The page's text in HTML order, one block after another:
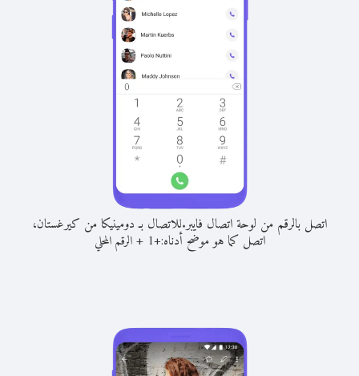
اتصل بالرقم من لوحة اتصال فايبر.للاتصال بـ دومينيكا من كيرغستان،
اتصل كما هو موضح أدناه:+
1
+الرقم المحلي